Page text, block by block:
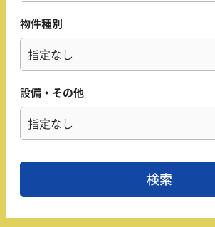
物件種別
設備・その他